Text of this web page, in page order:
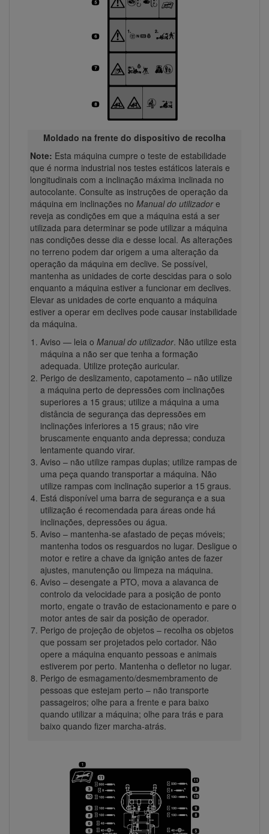
Moldado na frente do dispositivo de recolha
Note: Esta máquina cumpre o teste de estabilidade
que é norma industrial nos testes estáticos laterais e
longitudinais com a inclinação máxima inclinada no
autocolante. Consulte as instruções de operação da
máquina em inclinações no Manual do utilizadore
reveja as condições em que a máquina está a ser
utilizada para determinar se pode utilizar a máquina
nas condições desse dia e desse local. As alterações
no terreno podem dar origem a uma alteração da
operação da máquina em declive. Se possível,
mantenha as unidades de corte descidas para o solo
enquanto a máquina estiver a funcionar em declives.
Elevar as unidades de corte enquanto a máquina
estiver a operar em declives pode causar instabilidade
da máquina.
Aviso — leia o Manual do utilizador. Não utilize esta
máquina a não ser que tenha a formação
adequada. Utilize proteção auricular.
Perigo de deslizamento, capotamento – não utilize
a máquina perto de depressões com inclinações
superiores a 15 graus; utilize a máquina a uma
distância de segurança das depressões em
inclinações inferiores a 15 graus; não vire
bruscamente enquanto anda depressa; conduza
lentamente quando virar.
Aviso – não utilize rampas duplas; utilize rampas de
uma peça quando transportar a máquina. Não
utilize rampas com inclinação superior a 15 graus.
Está disponível uma barra de segurança e a sua
utilização é recomendada para áreas onde há
inclinações, depressões ou água.
Aviso – mantenha-se afastado de peças móveis;
mantenha todos os resguardos no lugar. Desligue o
motor e retire a chave da ignição antes de fazer
ajustes, manutenção ou limpeza na máquina.
Aviso – desengate a PTO, mova a alavanca de
controlo da velocidade para a posição de ponto
morto, engate o travão de estacionamento e pare o
motor antes de sair da posição de operador.
Perigo de projeção de objetos – recolha os objetos
que possam ser projetados pelo cortador. Não
opere a máquina enquanto pessoas e animais
estiverem por perto. Mantenha o defletor no lugar.
Perigo de esmagamento/desmembramento de
pessoas que estejam perto – não transporte
passageiros; olhe para a frente e para baixo
quando utilizar a máquina; olhe para trás e para
baixo quando fizer marcha-atrás.